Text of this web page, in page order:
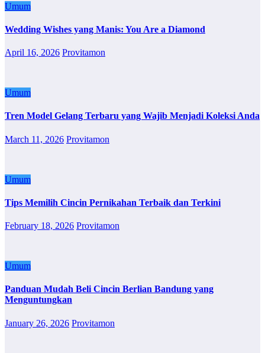
Umum
Wedding Wishes yang Manis: You Are a Diamond
April 16, 2026 Provitamon
Umum
Tren Model Gelang Terbaru yang Wajib Menjadi Koleksi Anda
March 11, 2026 Provitamon
Umum
Tips Memilih Cincin Pernikahan Terbaik dan Terkini
February 18, 2026 Provitamon
Umum
Panduan Mudah Beli Cincin Berlian Bandung yang
Menguntungkan
January 26, 2026 Provitamon